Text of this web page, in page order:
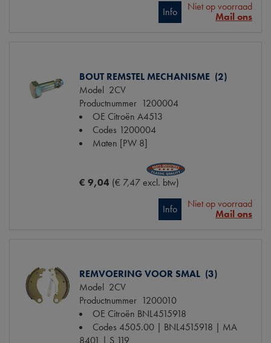
Info
Niet op voorraad
Mail ons
BOUT REMSTEL MECHANISME (2)
Model 2CV
Productnummer 1200004
OE Citroën A4513
Codes 1200004
Maten [PW 8]
€ 9,04 (€ 7,47 excl. btw)
Info
Niet op voorraad
Mail ons
REMVOERING VOOR SMAL (3)
Model 2CV
Productnummer 1200010
OE Citroën BNL4515918
Codes 4505.00 | BNL4515918 | MA
8401 | S 119